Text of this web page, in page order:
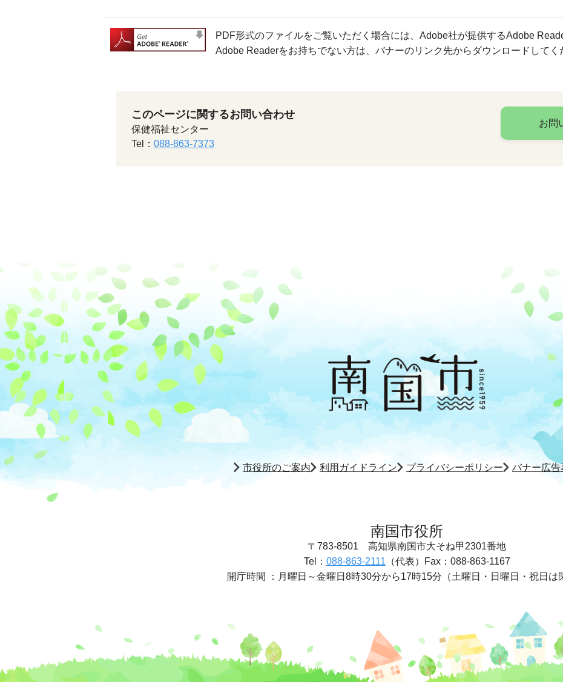
PDF形式のファイルをご覧いただく場合には、Adobe社が提供するAdobe
Adobe Readerをお持ちでない方は、バナーのリンク先からダウンロードしてく
このページに関するお問い合わせ
保健福祉センター
Tel： 088-863-7373
お問
市役所のご案内 利用ガイドライン プライバシーポリシー バナー広告
南国市役所
〒783-8501 高知県南国市大そね甲2301番地
Tel： 088-863-2111 （代表）
Fax：088-863-1167
開庁時間 ： 月曜日～金曜日8時30分から17時15分 （土曜日・日曜日・祝日は